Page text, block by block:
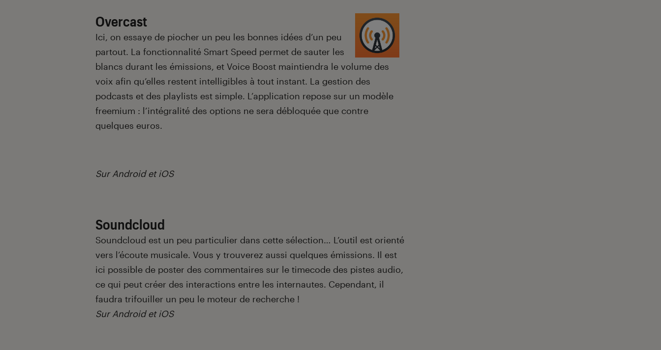
Overcast
Ici, on essaye de piocher un peu les bonnes idées d’un peu
partout. La fonctionnalité Smart Speed permet de sauter les
blancs durant les émissions, et Voice Boost maintiendra le volume des
voix afin qu’elles restent intelligibles à tout instant. La gestion des
podcasts et des playlists est simple. L’application repose sur un modèle
freemium : l’intégralité des options ne sera débloquée que contre
quelques euros.
Sur Android et iOS
Soundcloud
Soundcloud est un peu particulier dans cette sélection… L’outil est orienté
vers l’écoute musicale. Vous y trouverez aussi quelques émissions. Il est
ici possible de poster des commentaires sur le timecode des pistes audio,
ce qui peut créer des interactions entre les internautes. Cependant, il
faudra trifouiller un peu le moteur de recherche !
Sur Android et iOS